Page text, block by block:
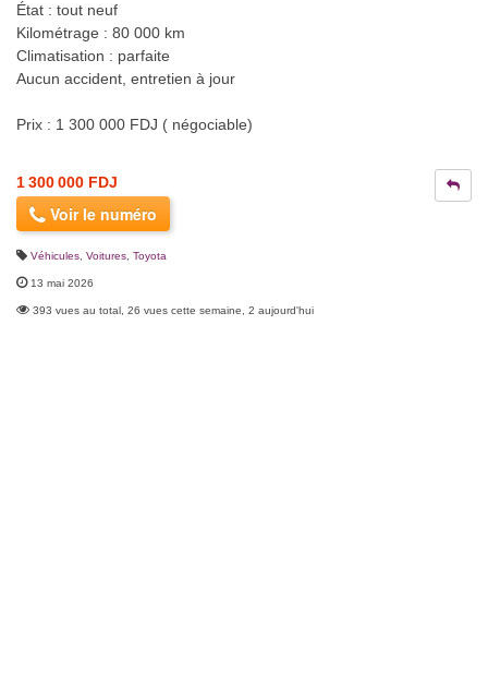
État : tout neuf
Kilométrage : 80 000 km
Climatisation : parfaite
Aucun accident, entretien à jour
Prix : 1 300 000 FDJ ( négociable)
1 300 000 FDJ
Voir le numéro
Véhicules Voitures Toyota
13 mai 2026
393 vues au total, 26 vues cette semaine, 2 aujourd'hui